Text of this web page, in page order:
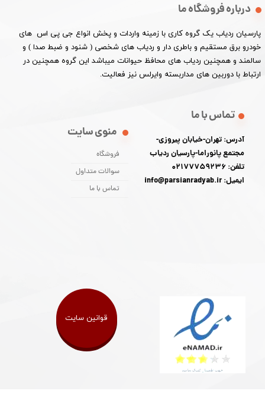
درباره فروشگاه ما
پارسیان ردیاب یک گروه کاری با زمینه واردات و پخش انواع جی پی اس های
خودرو برق مستقیم و باطری دار و ردیاب های شخصی ( شنود و ضبط صدا ) و
سالمند و همچنین ردیاب های محافظ حیوانات میباشد این گروه همچنین در
ارتباط با دوربین های مداربسته وایرلس نیز فعالیت.​​​​​​​
منوی سایت
فروشگاه
سوالات متداول
تماس با ما
تماس با ما
آدرس: تهران-خیابان پیروزی-
مجتمع پانوراما-پارسیان ردیاب
تلفن: 02177759236
ایمیل: info@parsianradyab.ir
قوانین سایت